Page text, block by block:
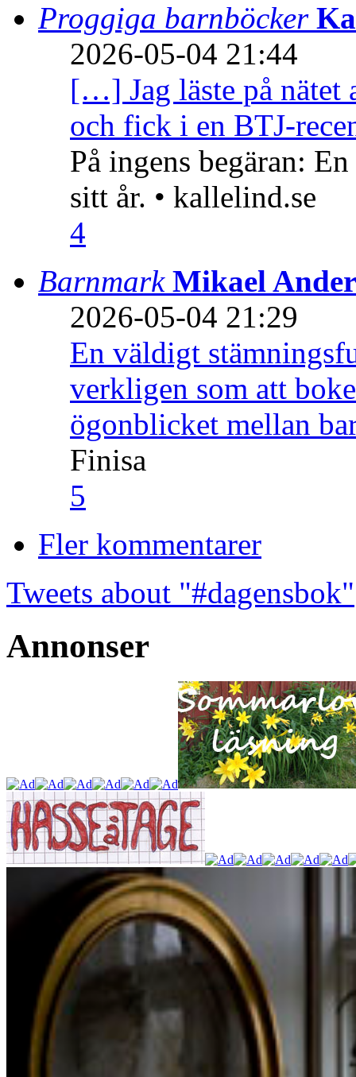
Proggiga barnböcker
2026-05-04 21:44
[…] Jag läste på nätet
och fick i en BTJ-
På ingens begäran:
sitt år. • kallelind.se
4
Barnmark Mikael
2026-05-04 21:29
En väldigt
verkligen som att
ögonblicket mellan
Finisa
5
Fler kommentarer
Tweets about "#dagensbok"
Annonser